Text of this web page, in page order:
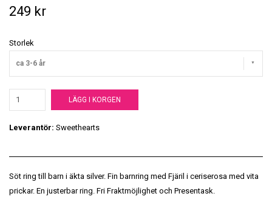
249 kr
Storlek
ca 3-6 år
LÄGG I KORGEN
Leverantör: Sweethearts
Söt ring till barn i äkta silver. Fin barnring med Fjäril i ceriserosa med vita
prickar. En justerbar ring. Fri Fraktmöjlighet och Presentask.